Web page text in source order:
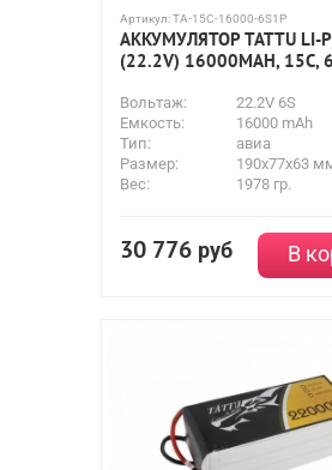
Артикул:TA-15C-16000-6S1P
АККУМУЛЯТОР TATTU LI-
(22.2V) 16000MAH, 15C,
Вольтаж:
22.2V 6S
Емкость:
16000 mAh
Тип:
авиа
Размер:
190х77х63
Вес:
1978 гр.
30 776 руб В